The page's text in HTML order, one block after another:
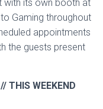
with its own booth at
Gaming throughout
appointments
the guests present
THIS WEEKEND